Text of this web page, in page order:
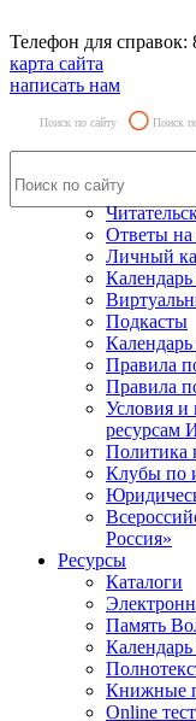
Телефон для
карта сайта
написать нам
Поиск по сайту Поиск
Ответы на
Личный
Подкасты
Правила
Правила
Условия и
ресурсам
Политика
Клубы по
Россия»
Ресурсы
Каталоги
Память
Книжные
Online